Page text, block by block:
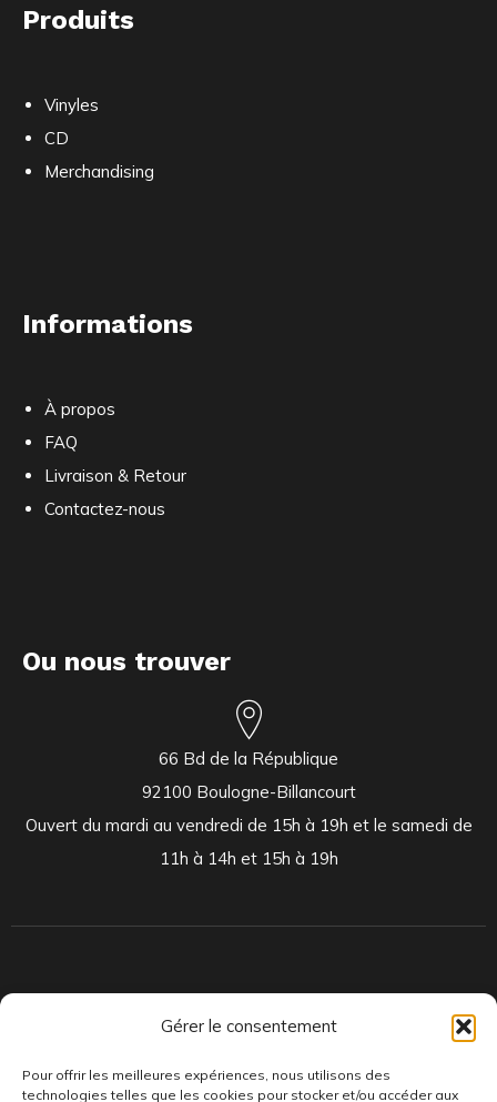
Gérer le consentement
Pour offrir les meilleures expériences, nous utilisons des
technologies telles que les cookies pour stocker et/ou accéder aux
Produits
Vinyles
CD
Merchandising
Informations
À propos
FAQ
Livraison & Retour
Contactez-nous
Ou nous trouver
66 Bd de la République
92100 Boulogne-Billancourt
Ouvert du mardi au vendredi de 15h à 19h et le samedi de
11h à 14h et 15h à 19h
toujours des pépites musicales, dont des vinyles rares et exclusifs.